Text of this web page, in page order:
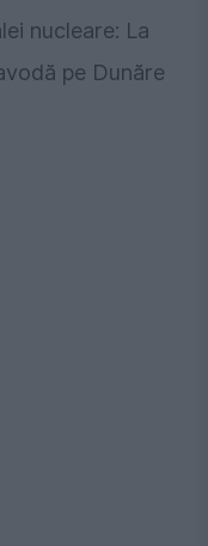
nucleare: La
pe Dunăre